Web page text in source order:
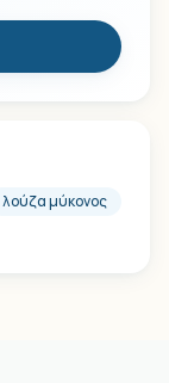
λούζα μύκονος